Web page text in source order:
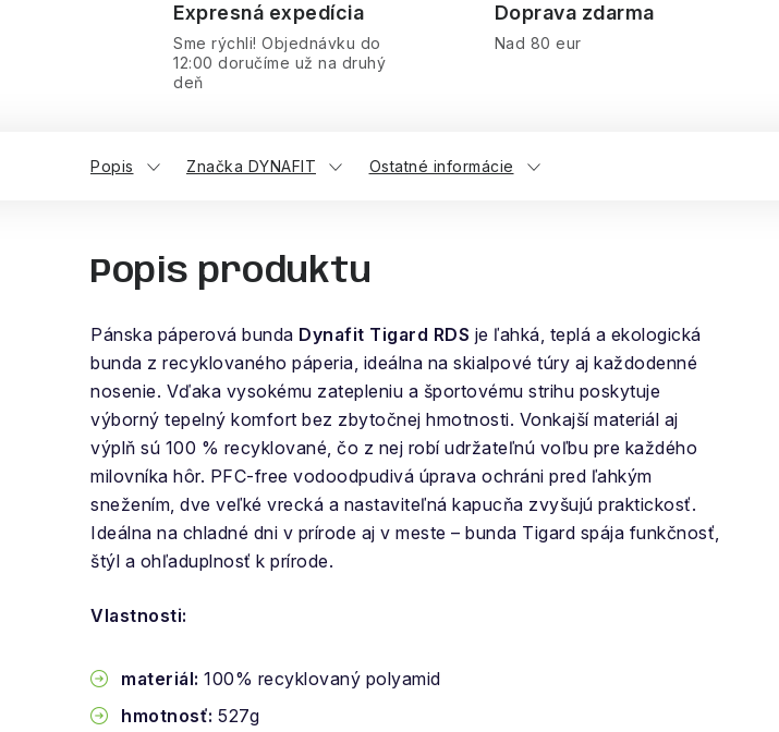
Expresná expedícia
Sme rýchli! Objednávku do
12:00 doručíme už na druhý
deň
Doprava zdarma
Nad 80 eur
Popis Značka DYNAFIT Ostatné informácie
Popis produktu
Pánska páperová bunda Dynafit Tigard RDS je ľahká, teplá a ekologická
bunda z recyklovaného páperia, ideálna na skialpové túry aj každodenné
nosenie. Vďaka vysokému zatepleniu a športovému strihu poskytuje
výborný tepelný komfort bez zbytočnej hmotnosti. Vonkajší materiál aj
výplň sú 100 % recyklované, čo z nej robí udržateľnú voľbu pre každého
milovníka hôr. PFC-free vodoodpudivá úprava ochráni pred ľahkým
snežením, dve veľké vrecká a nastaviteľná kapucňa zvyšujú praktickosť.
Ideálna na chladné dni v prírode aj v meste – bunda Tigard spája funkčnosť,
štýl a ohľaduplnosť k prírode.
Vlastnosti:
materiál: 100% recyklovaný polyamid
hmotnosť: 527g